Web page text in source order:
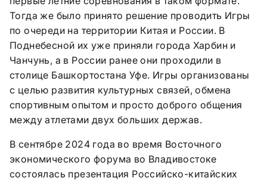
Тогда же было принято решение проводить Игры
по очереди на территории Китая и России. В
Поднебесной их уже приняли города Харбин и
Чанчунь, а в России ранее они проходили в
столице Башкортостана Уфе. Игры организованы
с целью развития культурных связей, обмена
спортивным опытом и просто доброго общения
между атлетами двух больших держав.
В сентябре 2024 года во время Восточного
экономического форума во Владивостоке
состоялась презентация Российско-китайских